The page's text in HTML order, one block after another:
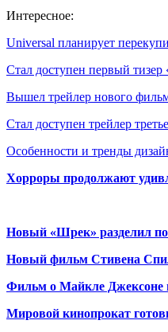
Интересное:
Universal планирует
Стал доступен первый
Вышел трейлер нового
Стал доступен трейлер
Особенности и тренды
Хорроры продолжают
Новый «Шрек» разделил
Новый фильм Стивена
Фильм о Майкле Джексоне
Мировой кинопрокат